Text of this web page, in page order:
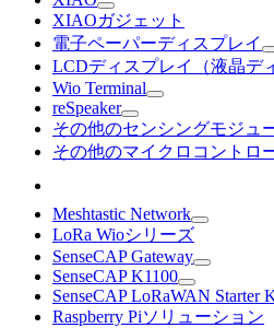
XIAOガジェット
電子ペーパーディスプレイ
LCDディスプレイ（液晶デ
Wio Terminal
reSpeaker
その他のセンシングモジュ
その他のマイクロコントロ
Meshtastic Network
LoRa Wioシリーズ
SenseCAP Gateway
SenseCAP K1100
SenseCAP LoRaWAN Starter
Raspberry Piソリューション